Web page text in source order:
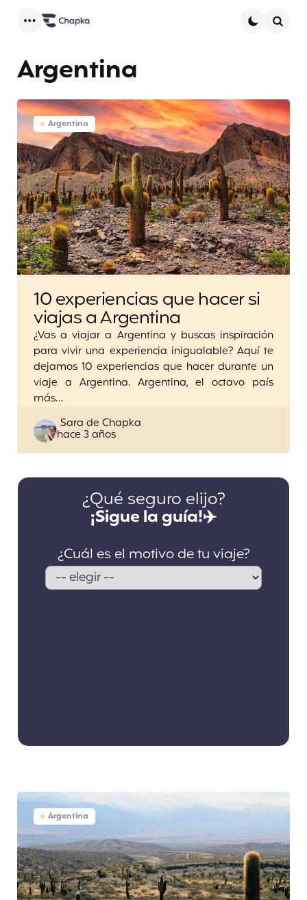
Argentina
Argentina
10 experiencias que hacer si
viajas a Argentina
¿Vas a viajar a Argentina y buscas inspiración
para vivir una experiencia inigualable? Aquí te
dejamos 10 experiencias que hacer durante un
viaje a Argentina. Argentina, el octavo país
más…
Posted
by
Sara de Chapka
hace 3 años
Argentina